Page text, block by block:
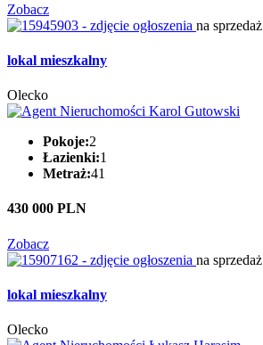
Zobacz
na sprzedaż
lokal mieszkalny
Olecko
Pokoje:2
Łazienki:1
Metraż:41
430 000 PLN
Zobacz
na sprzedaż
lokal mieszkalny
Olecko